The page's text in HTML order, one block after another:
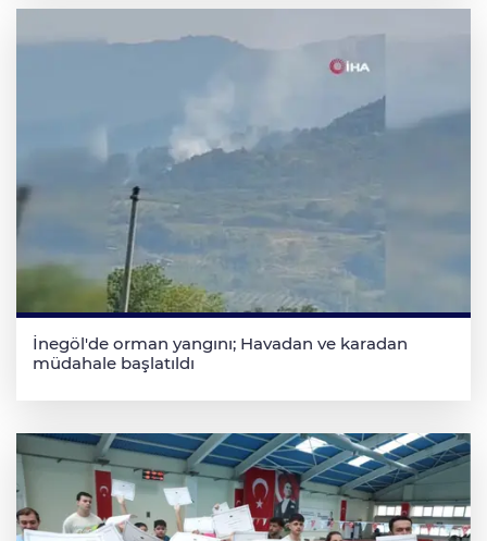
İnegöl'de orman yangını; Havadan ve karadan
müdahale başlatıldı